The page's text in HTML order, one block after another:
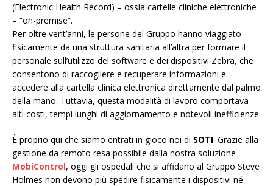
(Electronic Health Record) – ossia cartelle cliniche elettroniche
– “on-premise”.
Per oltre vent’anni, le persone del Gruppo hanno viaggiato
fisicamente da una struttura sanitaria all’altra per formare il
personale sull’utilizzo del software e dei dispositivi Zebra, che
consentono di raccogliere e recuperare informazioni e
accedere alla cartella clinica elettronica direttamente dal palmo
della mano. Tuttavia, questa modalità di lavoro comportava
alti costi, tempi lunghi di aggiornamento e notevoli inefficienze.
È proprio qui che siamo entrati in gioco noi di SOTI. Grazie alla
gestione da remoto resa possibile dalla nostra soluzione
MobiControl, oggi gli ospedali che si affidano al Gruppo Steve
Holmes non devono più spedire fisicamente i dispositivi né